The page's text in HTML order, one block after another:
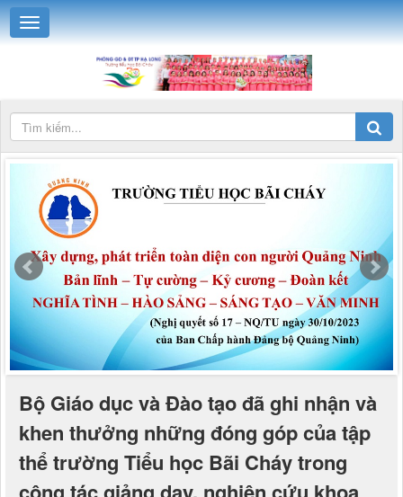
Bộ Giáo dục và Đào tạo đã ghi nhận và
khen thưởng những đóng góp của tập
thể trường Tiểu học Bãi Cháy trong